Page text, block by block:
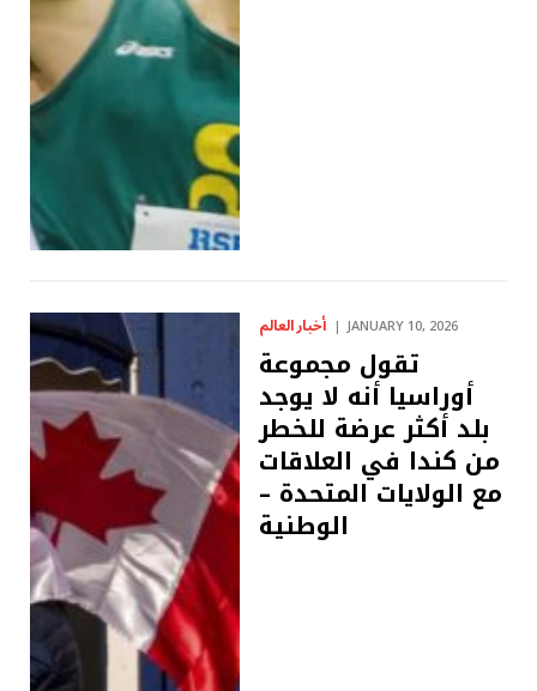
أخبار العالم JANUARY 10, 2026
تقول مجموعة
أوراسيا أنه لا يوجد
بلد أكثر عرضة للخطر
من كندا في العلاقات
مع الولايات المتحدة –
الوطنية